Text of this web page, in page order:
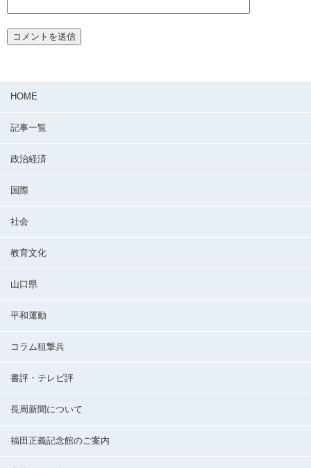
HOME
記事一覧
政治経済
国際
社会
教育文化
山口県
平和運動
コラム狙撃兵
書評・テレビ評
長周新聞について
福田正義記念館のご案内